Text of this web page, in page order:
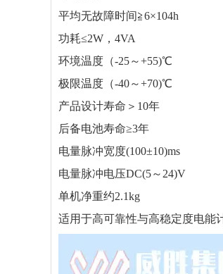
平均无故障时间≧6×104h
功耗≤2W，4VA
环境温度（-25～+55)℃
极限温度（-40～+70)℃
产品设计寿命＞10年
后备电池寿命≥3年
电量脉冲宽度(100±10)ms
电量脉冲电压DC(5～24)V
单机净重约2.1kg
适用于高可靠性与高稳定度电能